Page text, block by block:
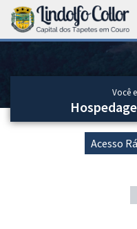
Ir para conteúdo principal
Conteúdo Principal
Você